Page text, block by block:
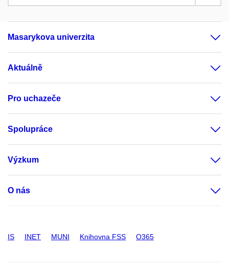
Masarykova univerzita
Aktuálně
Pro uchazeče
Spolupráce
Výzkum
O nás
IS INET MUNI Knihovna FSS O365